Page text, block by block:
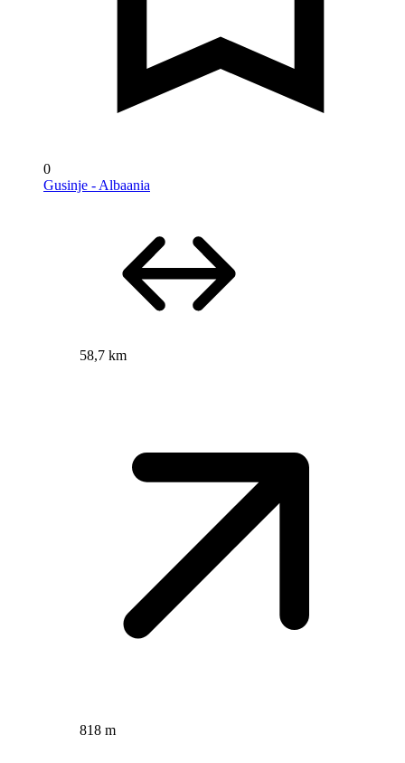
0
Gusinje - Albaania
58,7 km
818 m